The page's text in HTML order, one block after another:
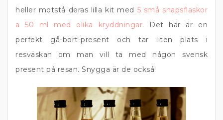
heller motstå deras lilla kit med 5 små snapsflaskor
a 50 ml med olika kryddningar. Det här är en
perfekt gå-bort-present och tar liten plats i
resväskan om man vill ta med någon svensk
present på resan. Snygga är de också!